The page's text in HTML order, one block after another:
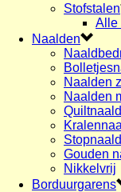
Stofstalen
Alle
Naalden
Naalden
Naalden
Gouden
Nikkelvrij
Borduurgarens